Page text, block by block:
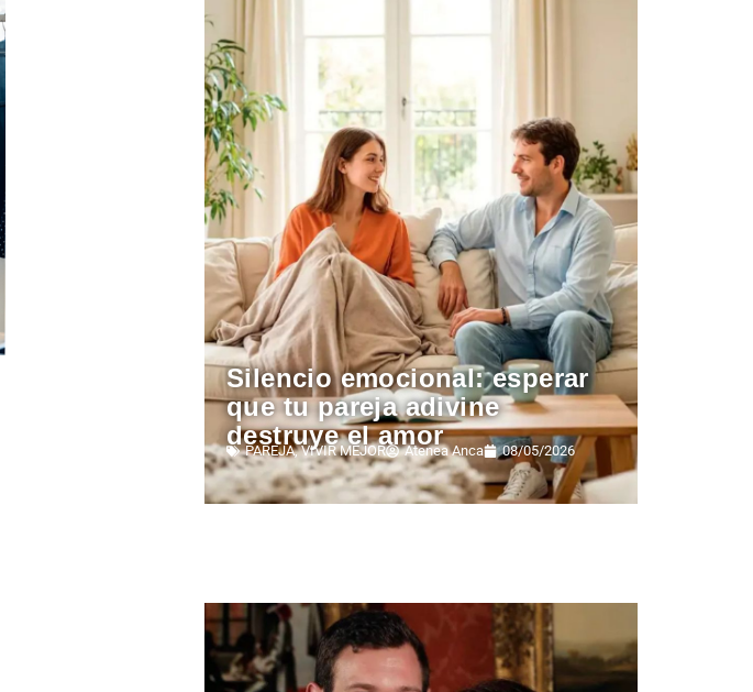
Silencio emocional: esperar
que tu pareja adivine
destruye el amor
PAREJA,VIVIR MEJOR Atenea Anca 08/05/2026